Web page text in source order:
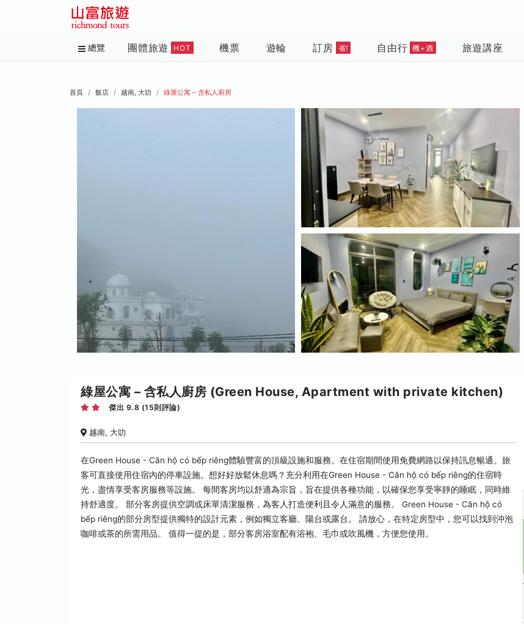
總覽 團體旅遊 HOT 機票 遊輪 訂房 省! 自由行 機+酒 旅遊講座
首頁 飯店 越南, 大叻 綠屋公寓 – 含私人廚房
綠屋公寓 – 含私人廚房 (Green House, Apartment with private kitchen)
傑出 9.8 (15則評論)
越南, 大叻
在Green House - Căn hộ có bếp riêng體驗豐富的頂級設施和服務。在住宿期間使用免費網路以保持訊息暢通。旅
客可直接使用住宿內的停車設施。想好好放鬆休息嗎？充分利用在Green House - Căn hộ có bếp riêng的住宿時
光，盡情享受客房服務等設施。 每間客房均以舒適為宗旨，旨在提供各種功能，以確保您享受寧靜的睡眠，同時維
持舒適度。 部分客房提供空調或床單清潔服務，為客人打造便利且令人滿意的服務。 Green House - Căn hộ có
bếp riêng的部分房型提供獨特的設計元素，例如獨立客廳、陽台或露台。 請放心，在特定房型中，您可以找到沖泡
咖啡或茶的所需用品。 值得一提的是，部分客房浴室配有浴袍、毛巾或吹風機，方便您使用。